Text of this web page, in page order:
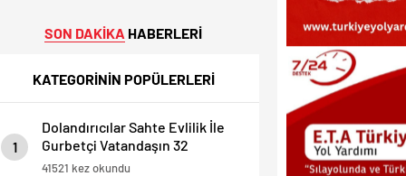
SON DAKİKA HABERLERİ
KATEGORİNİN POPÜLERLERİ
1
Dolandırıcılar Sahte Evlilik İle
Gurbetçi Vatandaşın 32
Dairesini Elinden Aldılar.
41521 kez okundu